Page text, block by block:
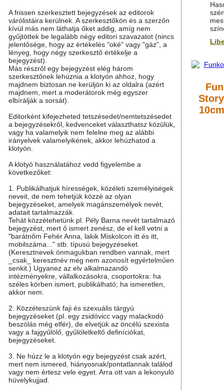
A frissen szerkesztett bejegyzések az editorok
várólistáira kerülnek. A szerkesztőkön és a szerzőn
kívül más nem láthatja őket addig, amíg nem
gyűjtöttek be legalább négy editori szavazatot (nincs
jelentősége, hogy az értékelés "oké" vagy "gáz", a
lényeg, hogy négy szerkesztő értékelje a
bejegyzést).
Más részről egy bejegyzést elég három
szerkesztőnek lehúznia a klotyón ahhoz, hogy
majdnem biztosan ne kerüljön ki az oldalra (azért
majdnem, mert a moderátorok még egyszer
elbírálják a sorsát).
Editorként kifejezheted tetszésedet/nemtetszésedet
a bejegyzésekről, kedvenceket választhatsz közülük,
vagy ha valamelyik nem felelne meg az alábbi
irányelvek valamelyikének, akkor lehúzhatod a
klotyón.
A klotyó használatához vedd figyelembe a
következőket:
1. Publikálhatjuk hírességek, közéleti személyiségek
neveit, de nem tehetjük közzé az olyan
bejegyzéseket, amelyek magánszemélyek nevét,
adatait tartalmazzák.
Tehát közzétehetünk pl. Pély Barna nevét tartalmazó
bejegyzést, mert ő ismert zenész, de el kell vetni a
"barátnőm Fehér Anna, lakik Miskolcon itt és itt,
mobilszáma..." stb. típusú bejegyzéseket.
(Keresztnevek önmagukban rendben vannak, mert
_csak_ keresztnév még nem azonosít egyértelműen
senkit.) Ugyanez az elv alkalmazandó
intézményekre, vállalkozásokra, csoportokra: ha
széles körben ismert, publikálható; ha ismeretlen,
akkor nem.
2. Közzéteszünk faji és szexuális tárgyú
bejegyzéseket (pl. egy zsidóvicc vagy malackodó
beszólás még elfér), de elvetjük az öncélú szexista
vagy a fajgyűlölő, gyűlöletkeltő definíciókat,
bejegyzéseket.
3. Ne húzz le a klotyón egy bejegyzést csak azért,
mert nem ismered, hiányosnak/pontatlannak találod
vagy nem értesz vele egyet. Arra ott van a lekonyuló
hüvelykujjad.